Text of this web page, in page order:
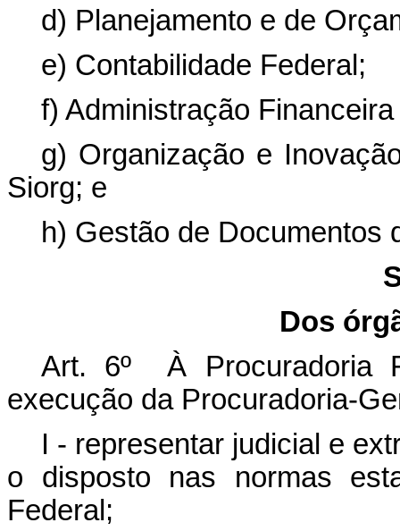
d) Planejamento e de
e) Contabilidade Federal;
f) Administração
g) Organização e
Siorg; e
h) Gestão de Documentos
Dos
Art. 6º À Procuradoria
execução da Procuradoria-
I - representar judicial e
o disposto nas normas
Federal;